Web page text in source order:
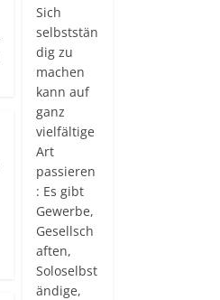
Sich
selbststän
dig zu
machen
kann auf
ganz
vielfältige
Art
passieren
: Es gibt
Gewerbe,
Gesellsch
aften,
Soloselbst
ändige,